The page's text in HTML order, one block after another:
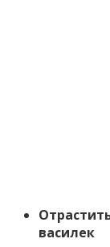
василек